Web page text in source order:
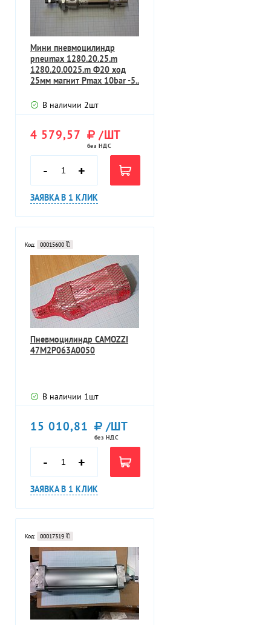
Мини пневмоцилиндр
pneumax 1280.20.25.m
1280.20.0025.m Ф20 ход
25мм магнит Pmax 10bar -5..
В наличии 2шт
4 579,57 /ШТ
без НДС
- +
ЗАЯВКА В 1 КЛИК
Код: 00015600
Пневмоцилиндр CAMOZZI
47M2P063A0050
В наличии 1шт
15 010,81 /ШТ
без НДС
- +
ЗАЯВКА В 1 КЛИК
Код: 00017319